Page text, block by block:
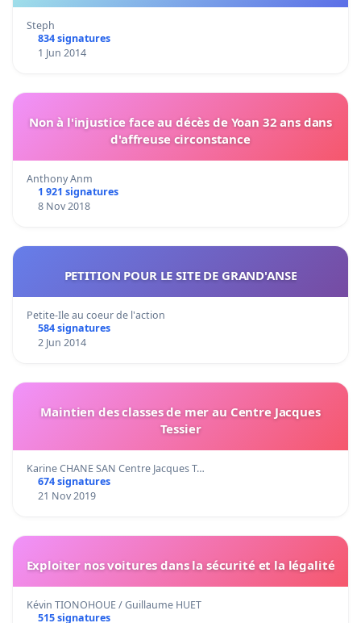
Steph
834 signatures
1 Jun 2014
Non à l'injustice face au décès de Yoan 32 ans dans
d'affreuse circonstance
Anthony Anm
1 921 signatures
8 Nov 2018
PETITION POUR LE SITE DE GRAND'ANSE
Petite-Ile au coeur de l'action
584 signatures
2 Jun 2014
Maintien des classes de mer au Centre Jacques
Tessier
Karine CHANE SAN Centre Jacques T…
674 signatures
21 Nov 2019
Exploiter nos voitures dans la sécurité et la légalité
Kévin TIONOHOUE / Guillaume HUET
515 signatures